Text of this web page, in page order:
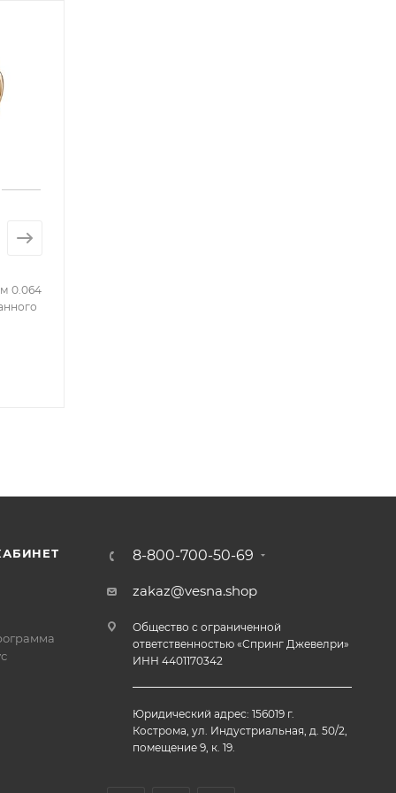
0.064
8-800-700-50-69
zakaz@vesna.shop
Общество с ограниченной
ответственностью «Спринг Джевелри»
ИНН 4401170342
Юридический адрес: 156019 г.
Кострома, ул. Индустриальная, д. 50/2,
помещение 9, к. 19.